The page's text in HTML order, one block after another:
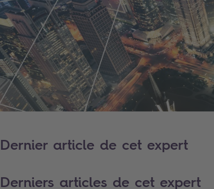
Dernier article de cet expert
Derniers articles de cet expert